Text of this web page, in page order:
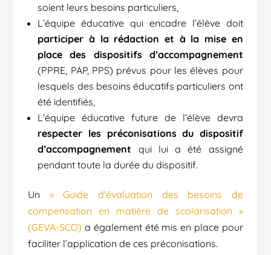
soient leurs besoins particuliers,
L’équipe éducative qui encadre l’élève doit
participer à la rédaction et à la mise en
place des dispositifs d’accompagnement
(PPRE, PAP, PPS) prévus pour les élèves pour
lesquels des besoins éducatifs particuliers ont
été identifiés,
L’équipe éducative future de l’élève devra
respecter les préconisations du dispositif
d’accompagnement qui lui a été assigné
pendant toute la durée du dispositif.
Un « Guide d’évaluation des besoins de
compensation en matière de scolarisation »
(GEVA-SCO) a également été mis en place pour
faciliter l’application de ces préconisations.